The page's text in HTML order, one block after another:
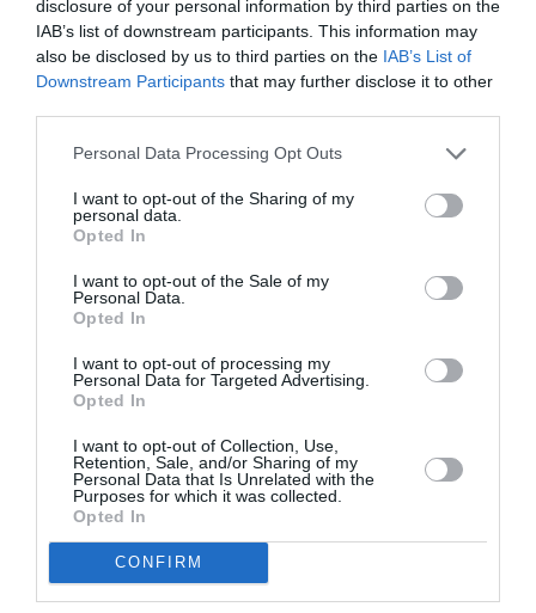
disclosure of your personal information by third parties on the
IAB’s list of downstream participants. This information may
also be disclosed by us to third parties on the IAB’s List of
Downstream Participants that may further disclose it to other
Personal Data Processing Opt Outs
I want to opt-out of the Sharing of my
personal data.
Opted In
I want to opt-out of the Sale of my
Personal Data.
Opted In
I want to opt-out of processing my
Personal Data for Targeted Advertising.
Opted In
I want to opt-out of Collection, Use,
Retention, Sale, and/or Sharing of my
Personal Data that Is Unrelated with the
Purposes for which it was collected.
Opted In
CONFIRM
Ακολουθήστε το Culturenow.gr
Σχετικά Άρθρα
Εισπράξεις πάνω
από 1 δισ. δολάρια
για το “Spider-Man:
Brand New Day”
Η νέα ταινία
“Without Blood” της
κάνει πρεμιέρα τον